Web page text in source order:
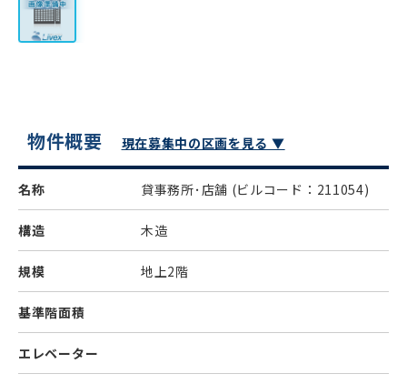
物件概要 現在募集中の区画を見る ▼
名称 貸事務所･店舗 (ビルコード：211054)
構造 木造
規模 地上2階
基準階面積
エレベーター